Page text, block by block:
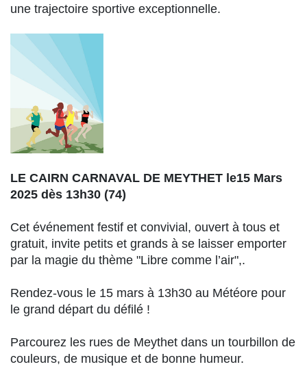
une trajectoire sportive exceptionnelle.
LE CAIRN CARNAVAL DE MEYTHET le15 Mars
2025 dès 13h30 (74)
Cet événement festif et convivial, ouvert à tous et
gratuit, invite petits et grands à se laisser emporter
par la magie du thème "Libre comme l’air",.
Rendez-vous le 15 mars à 13h30 au Météore pour
le grand départ du défilé !
Parcourez les rues de Meythet dans un tourbillon de
couleurs, de musique et de bonne humeur.